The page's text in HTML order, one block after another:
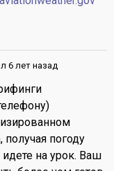
6 лет назад
получая погоду
на урок. Ваш